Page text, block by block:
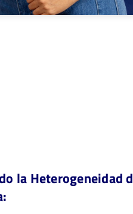
la Heterogeneidad